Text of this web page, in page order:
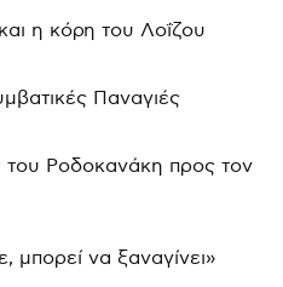
η κόρη του Λοΐζου
Παναγιές
Ροδοκανάκη προς τον
μπορεί να ξαναγίνει»